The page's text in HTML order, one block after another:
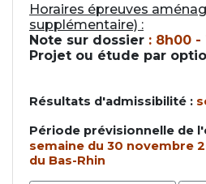
Horaires épreuves
supplémentaire) :
Note sur dossier : 8h00 -
Projet ou étude par
Résultats d'admissibilité :
Période prévisionnelle de
semaine du 30 novembre
du Bas-Rhin